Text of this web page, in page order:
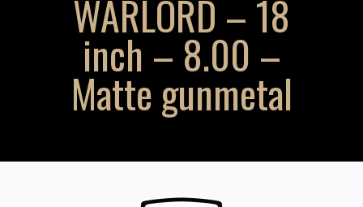
WARLORD – 18
inch – 8.00 –
Matte gunmetal